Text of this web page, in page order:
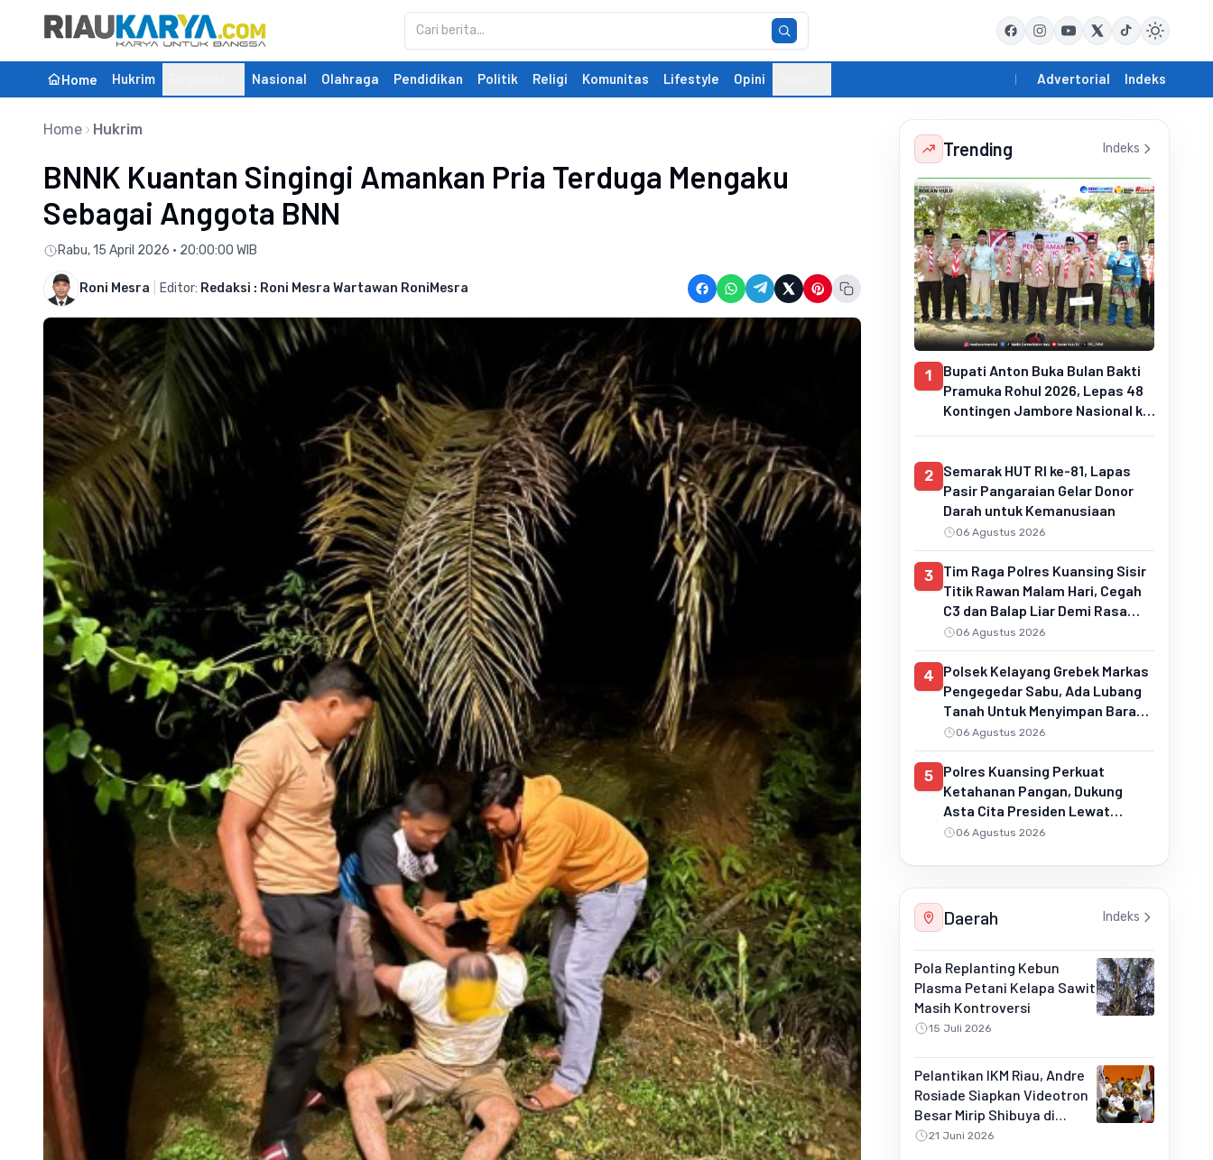
Home Hukrim Nasional Olahraga Pendidikan Politik Religi Komunitas Lifestyle Opini Advertorial Indeks
Home Hukrim
BNNK Kuantan Singingi Amankan Pria Terduga Mengaku
Sebagai Anggota BNN
Rabu, 15 April 2026 • 20:00:00 WIB
Roni Mesra Editor: Redaksi : Roni Mesra Wartawan RoniMesra
Trending Indeks
1
Bupati Anton Buka Bulan Bakti
Pramuka Rohul 2026, Lepas 48
Kontingen Jambore Nasional ke
2
Semarak HUT RI ke-81, Lapas
Pasir Pangaraian Gelar Donor
Darah untuk Kemanusiaan
06 Agustus 2026
3
Tim Raga Polres Kuansing Sisir
Titik Rawan Malam Hari, Cegah
C3 dan Balap Liar Demi Rasa
Aman Masyarakat
06 Agustus 2026
4
Polsek Kelayang Grebek Markas
Pengegedar Sabu, Ada Lubang
Tanah Untuk Menyimpan Barang
Bukti
06 Agustus 2026
5
Polres Kuansing Perkuat
Ketahanan Pangan, Dukung
Asta Cita Presiden Lewat
Penanaman Jagung Pipil
06 Agustus 2026
Daerah Indeks
Pola Replanting Kebun
Plasma Petani Kelapa Sawit
Masih Kontroversi
15 Juli 2026
Pelantikan IKM Riau, Andre
Rosiade Siapkan Videotron
Besar Mirip Shibuya di
Pekanbaru
21 Juni 2026